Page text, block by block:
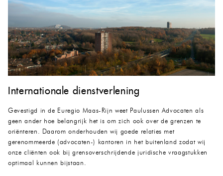
Internationale dienstverlening
Gevestigd in de Euregio Maas-Rijn weet Paulussen Advocaten als
geen ander hoe belangrijk het is om zich ook over de grenzen te
oriënteren. Daarom onderhouden wij goede relaties met
gerenommeerde (advocaten-) kantoren in het buitenland zodat wij
onze cliënten ook bij grensoverschrijdende juridische vraagstukken
optimaal kunnen bijstaan.